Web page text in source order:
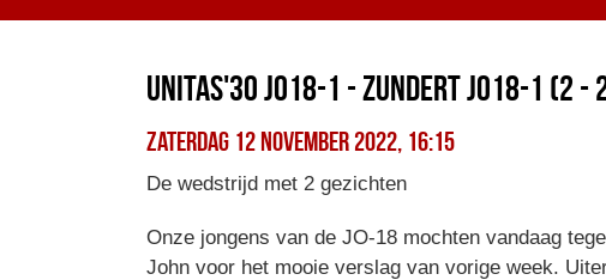
Unitas'30 JO18-1 - Zundert JO18-1 (2 -
zaterdag 12 november 2022, 16:15
De wedstrijd met 2 gezichten
Onze jongens van de JO-18 mochten vandaag
John voor het mooie verslag van vorige week.